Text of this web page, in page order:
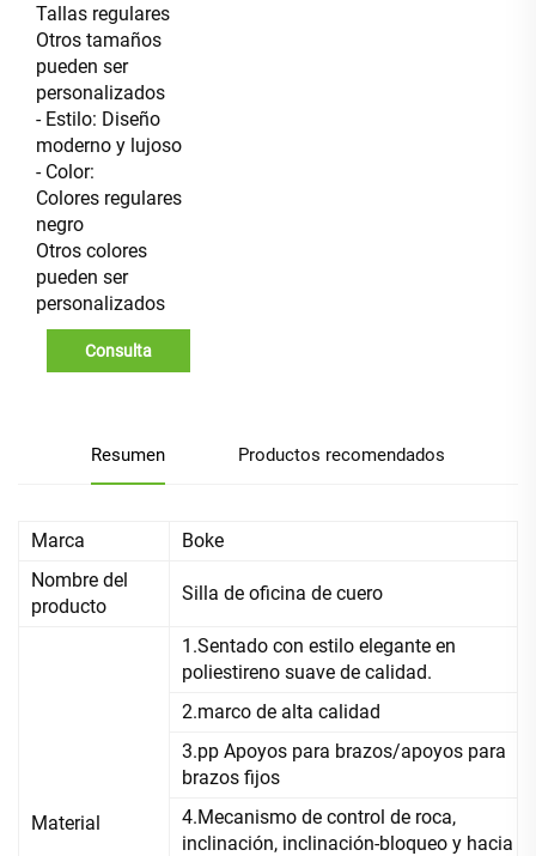
Tallas regulares
Otros tamaños
pueden ser
personalizados
- Estilo: Diseño
moderno y lujoso
- Color:
Colores regulares
negro
Otros colores
pueden ser
personalizados
Consulta
Resumen Productos recomendados
Marca
Boke
Nombre del
producto
Silla de oficina de cuero
Material
1.Sentado con estilo elegante en
poliestireno suave de calidad.
2.marco de alta calidad
3.pp Apoyos para brazos/apoyos para
brazos fijos
4.Mecanismo de control de roca,
inclinación, inclinación-bloqueo y hacia